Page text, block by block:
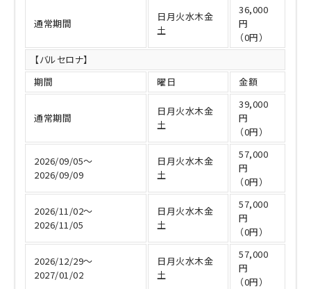
通常期間
日月火水木金
土
36,000
円
（0円）
【バルセロナ】
期間
曜日 金額
通常期間
日月火水木金
土
39,000
円
（0円）
2026/09/05～
2026/09/09
日月火水木金
土
57,000
円
（0円）
2026/11/02～
2026/11/05
日月火水木金
土
57,000
円
（0円）
2026/12/29～
2027/01/02
日月火水木金
土
57,000
円
（0円）